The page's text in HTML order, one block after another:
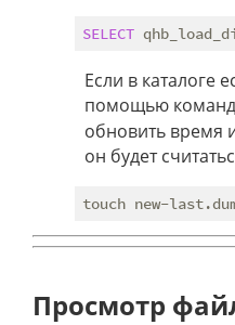
SELECT
Если в каталоге
помощью
обновить время
он будет
Просмотр